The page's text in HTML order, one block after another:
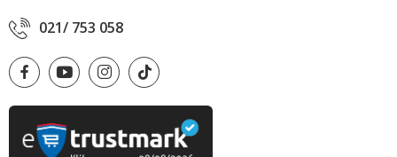
021/ 753 058